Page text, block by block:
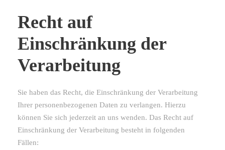
Recht auf
Einschränkung der
Verarbeitung
Sie haben das Recht, die Einschränkung der Verarbeitung
Ihrer personenbezogenen Daten zu verlangen. Hierzu
können Sie sich jederzeit an uns wenden. Das Recht auf
Einschränkung der Verarbeitung besteht in folgenden
Fällen: